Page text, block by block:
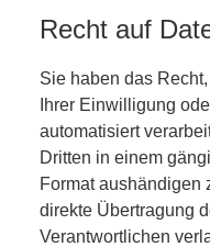
Recht auf
Sie haben das
Ihrer Einwilligung
automatisiert
Dritten in einem
Format aushändigen
direkte Übertragung
Verantwortlichen